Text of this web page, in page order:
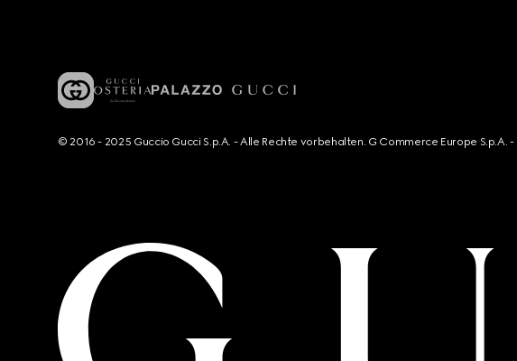
© 2016 - 2025 Guccio Gucci S.p.A. - Alle Rechte vorbehalten. G Commerce Europe